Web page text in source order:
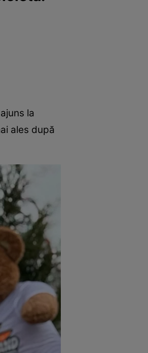
la
ales după